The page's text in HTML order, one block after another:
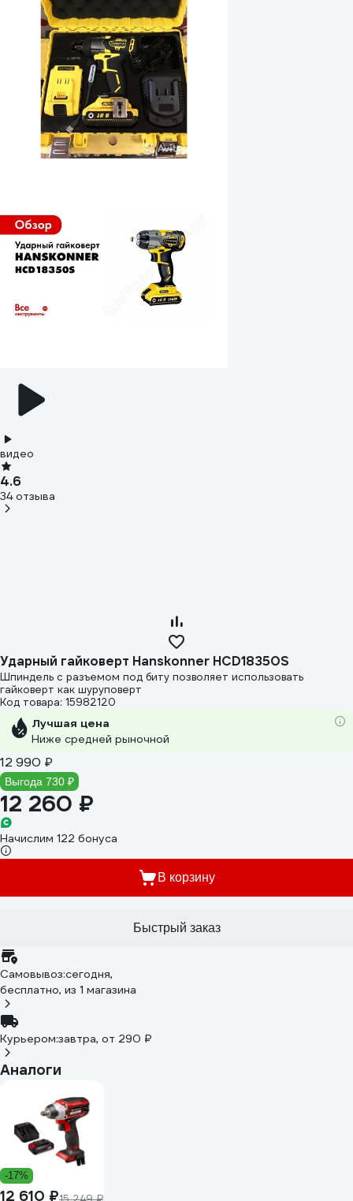
видео
4.6
34 отзыва
Ударный гайковерт Hanskonner HCD18350S
Шпиндель с разъемом под биту позволяет использовать
гайковерт как шуруповерт
Код товара: 15982120
Лучшая цена
Ниже средней рыночной
12 990 ₽
Выгода 730 ₽
12 260 ₽
Начислим 122 бонуса
В корзину
Быстрый заказ
Самовывоз:сегодня,
бесплатно, из 1 магазина
Курьером:завтра, от 290 ₽
Аналоги
-17%
12 610 ₽